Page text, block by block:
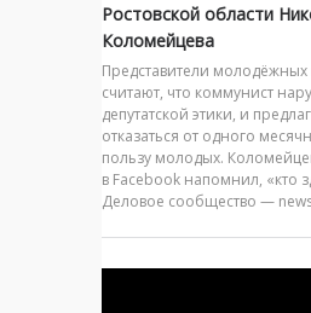
Ростовской области
Коломейцева
Представители
считают, что коммунист
депутатской этики, и
отказаться от одного
пользу молодых.
в Facebook напомнил, «кто
Деловое сообщество —